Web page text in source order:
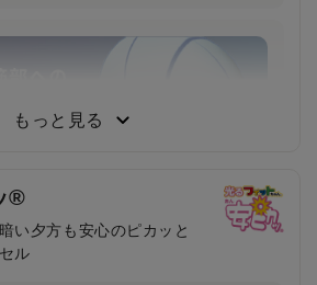
もっと見る
®
い夕方も安心のピカッと
ル